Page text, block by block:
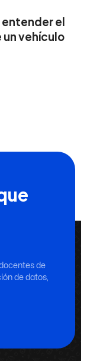
entender el
vehículo
de
de datos,